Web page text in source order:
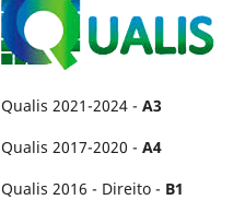
Qualis 2021-2024 - A3
Qualis 2017-2020 - A4
Qualis 2016 - Direito - B1